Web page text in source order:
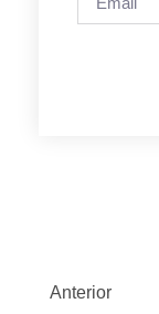
Anterior